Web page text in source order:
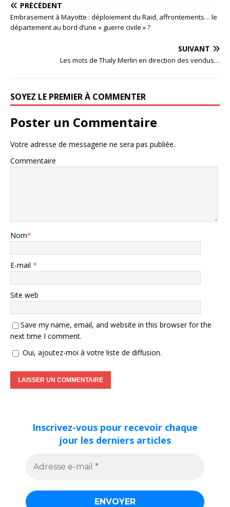
PRÉCÉDENT
Embrasement à Mayotte : déploiement du Raid, affrontements… le
département au bord d’une « guerre civile » ?
SUIVANT
Les mots de Thaly Merlin en direction des vendus…
SOYEZ LE PREMIER À COMMENTER
Poster un Commentaire
Votre adresse de messagerie ne sera pas publiée.
Commentaire
Nom*
E-mail *
Site web
Save my name, email, and website in this browser for the
next time I comment.
Oui, ajoutez-moi à votre liste de diffusion.
Inscrivez-vous pour recevoir chaque
jour les derniers articles